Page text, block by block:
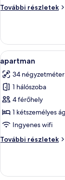
További részletek
apartman
A
következő
szoba
összes
képének
megtekintése:
apartman
10
apartman
34 négyzetméter
1 hálószoba
4 férőhely
1 kétszemélyes
Ingyenes wifi
További részletek
apartman